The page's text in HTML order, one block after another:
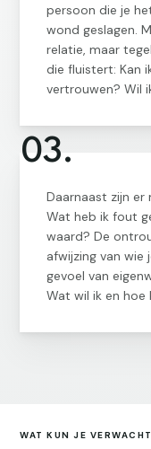
persoon die je
wond geslagen.
relatie, maar
die fluistert: Kan
vertrouwen? Wil
03.
Daarnaast zijn
Wat heb ik fout
waard? De
afwijzing van wie
gevoel van
Wat wil ik en hoe
WAT KUN JE